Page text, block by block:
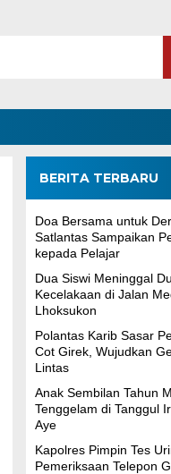
BERITA TERBARU
Doa Bersama untuk
Satlantas Sampaikan
kepada Pelajar
Dua Siswi Meninggal
Kecelakaan di Jalan
Lhoksukon
Polantas Karib Sasar
Cot Girek, Wujudkan
Lintas
Anak Sembilan Tahun
Tenggelam di Tanggul
Aye
Kapolres Pimpin Tes
Pemeriksaan Telepon